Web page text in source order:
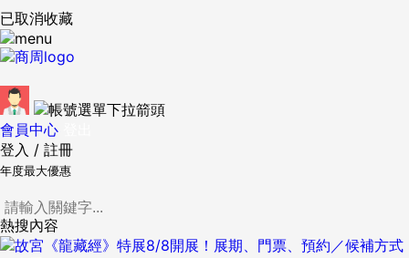
已取消收藏
會員中心
登入 / 註冊
年度最大優惠
熱搜內容